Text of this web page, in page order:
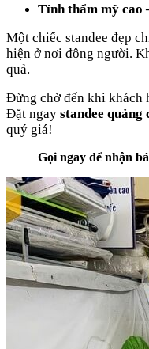
Tính thẩm mỹ cao
Một chiếc standee đẹp
hiện ở nơi đông người.
quả.
Đừng chờ đến khi khách
Đặt ngay standee quảng
quý giá!
Gọi ngay để nhận